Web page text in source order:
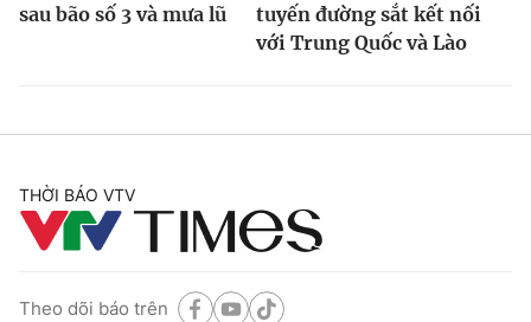
sau bão số 3 và mưa lũ
tuyến đường sắt kết nối
với Trung Quốc và Lào
THỜI BÁO VTV
Theo dõi báo trên